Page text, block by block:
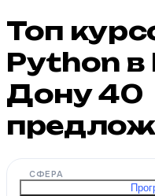
Топ
Python в
Дону40
СФЕРА